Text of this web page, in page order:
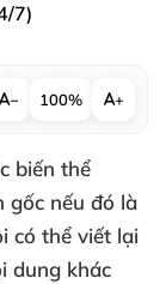
7)
− 100% +
biến thể
gốc nếu đó là
có thể viết lại
dung khác